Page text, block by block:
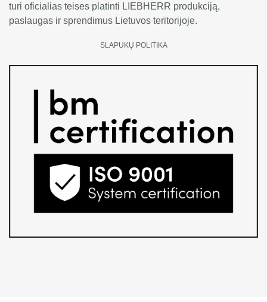
turi oficialias teises platinti LIEBHERR produkciją,
paslaugas ir sprendimus Lietuvos teritorijoje.
SLAPUKŲ POLITIKA